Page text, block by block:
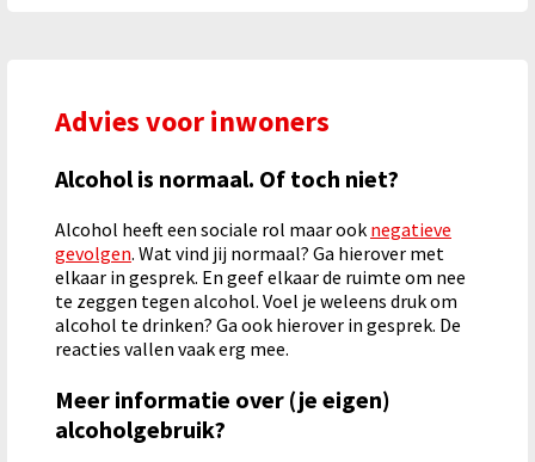
Advies voor inwoners
Alcohol is normaal. Of toch niet?
Alcohol heeft een sociale rol maar ook negatieve
gevolgen. Wat vind jij normaal? Ga hierover met
elkaar in gesprek. En geef elkaar de ruimte om nee
te zeggen tegen alcohol. Voel je weleens druk om
alcohol te drinken? Ga ook hierover in gesprek. De
reacties vallen vaak erg mee.
Meer informatie over (je eigen)
alcoholgebruik?